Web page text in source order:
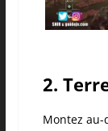
2.
Montez